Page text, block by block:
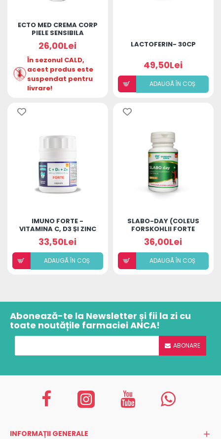
ECTO MED CREMA CORP
PIELE SENSIBILA
ATOPICA 50G
26,00Lei
În sezonul CALD,
acest produs este
suspendat pentru
livrare!
LACTOFERIN- 30CP
49,50Lei
ADAUGÃ ÎN COȘ
IMUNO FORTE -
VITAMINA C, D3 ȘI ZINC
33,50Lei
ADAUGÃ ÎN COȘ
SLABO-DAY (COLEUS
FORSKOHLII FORTE
40MG)
36,00Lei
ADAUGÃ ÎN COȘ
Abonează-te la Newsletter și fii la zi cu
toate noutățile farmaciei ANCA!
ABONARE
INFORMAȚII GENERALE